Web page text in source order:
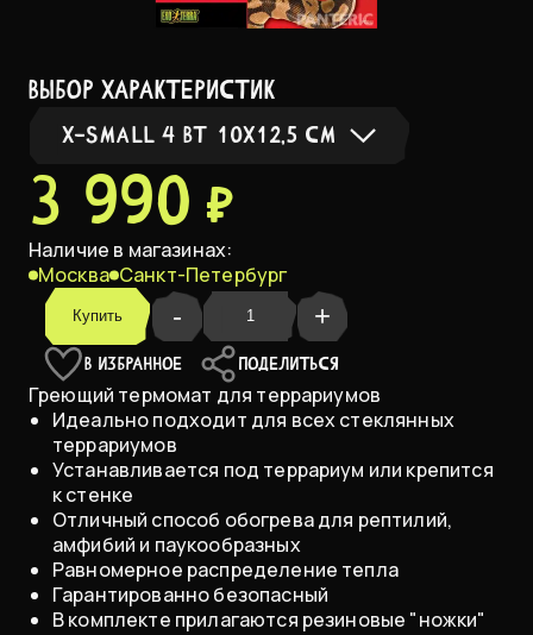
выбор характеристик
X-SMALL 4 ВТ 10Х12,5 СМ
X-Small 4 Вт 10х12,5 см
Small 8 Вт 20х20 см
Medium 16 Вт 26,5х28 см
Large 25 Вт 27,9х43,2 см В НАЛИЧИИ
3 990 ₽
Наличие в магазинах:
Москва Санкт-Петербург
Купить - +
В ИЗБРАННОЕ ПОДЕЛИТЬСЯ
Греющий термомат для террариумов
Идеально подходит для всех стеклянных
террариумов
Устанавливается под террариум или крепится
к стенке
Отличный способ обогрева для рептилий,
амфибий и паукообразных
Равномерное распределение тепла
Гарантированно безопасный
В комплекте прилагаются резиновые "ножки"